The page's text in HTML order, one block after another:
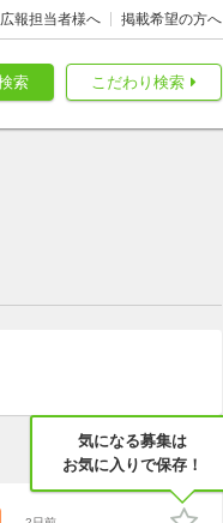
報担当者様へ 掲載希望の方へ
こだわり検索
索
気になる募集は
お気に入りで保存！